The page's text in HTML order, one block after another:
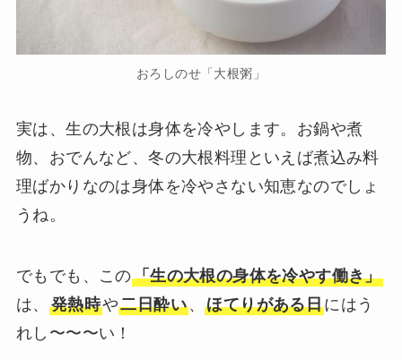
おろしのせ「大根粥」
実は、生の大根は身体を冷やします。お鍋や煮
物、おでんなど、冬の大根料理といえば煮込み料
理ばかりなのは身体を冷やさない知恵なのでしょ
うね。
でもでも、 この「生の大根の身体を冷やす働き」
は、 発熱時や二日酔い、ほてりがある日にはう
れし〜〜〜い ！